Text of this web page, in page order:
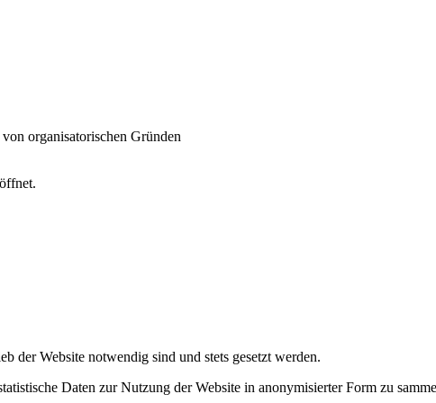
organisatorischen Gründen
der Website notwendig sind und stets gesetzt werden.
Daten zur Nutzung der Website in anonymisierter Form zu